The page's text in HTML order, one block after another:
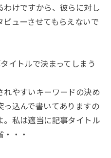
わけですから、彼らに対し
ューさせてもらえないで
イトルで決まってしまう
やすいキーワードの決め
っ込んで書いてありますの
。私は適当に記事タイトル
・・